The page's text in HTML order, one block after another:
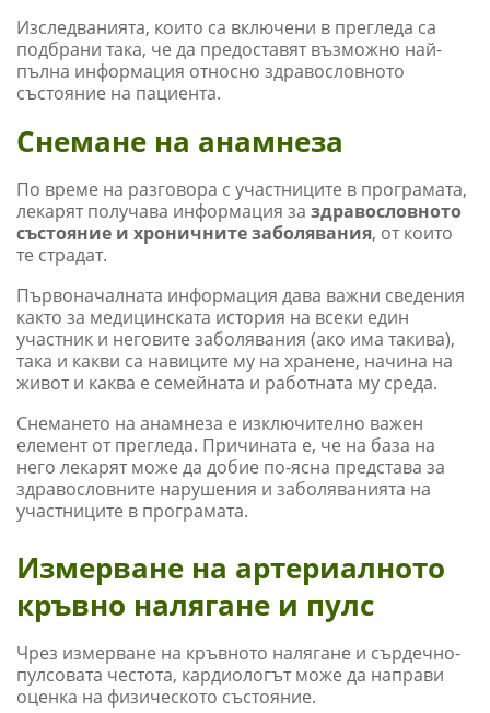
Изследванията, които са включени в прегледа са
подбрани така, че да предоставят възможно най-
пълна информация относно здравословното
състояние на пациента.
Снемане на анамнеза
По време на разговора с участниците в програмата,
лекарят получава информация за здравословното
състояние и хроничните заболявания, от които
те страдат.
Първоначалната информация дава важни сведения
както за медицинската история на всеки един
участник и неговите заболявания (ако има такива),
така и какви са навиците му на хранене, начина на
живот и каква е семейната и работната му среда.
Снемането на анамнеза е изключително важен
елемент от прегледа. Причината е, че на база на
него лекарят може да добие по-ясна представа за
здравословните нарушения и заболяванията на
участниците в програмата.
Измерване на артериалното
кръвно налягане и пулс
Чрез измерване на кръвното налягане и сърдечно-
пулсовата честота, кардиологът може да направи
оценка на физическото състояние.